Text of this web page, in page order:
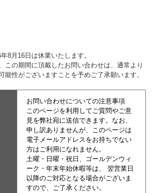
8月16日は休業いたします。
この期間に頂戴したお問い合わせは、通常より
能性がございますことを予めご了承願います。
お問い合わせについての注意事項
このページを利用してご質問やご意
見を弊社宛に送信できます。なお、
申し訳ありませんが、このページは
電子メールアドレスをお持ちでない
方はご利用になれません。
土曜・日曜・祝日、ゴールデンウィ
ーク・年末年始休暇等は、 翌営業日
以降のご対応となる場合がございま
すので、ご了承ください。